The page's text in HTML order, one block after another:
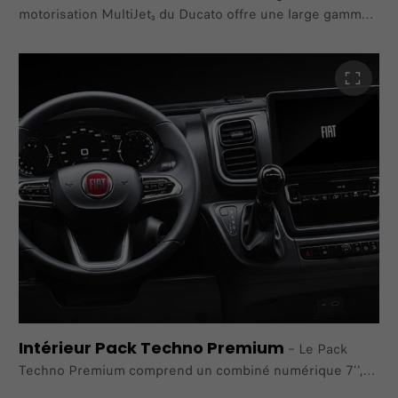
motorisation MultiJet₃ du Ducato offre une large gamme
plus
Ducato est proposé en transmission manuelle ou
automatique, en homologation Light ou Heavy Duty et en
3 puissances : 120 ch,
140 ch ou 180 ch. Elle permet également de réduire
votre consommation de carburant ainsi que la nuisance
sonore apportée
par le fonctionnement du moteur.
Intérieur Pack Techno Premium – Le Pack
Techno Premium comprend un combiné numérique 7'',